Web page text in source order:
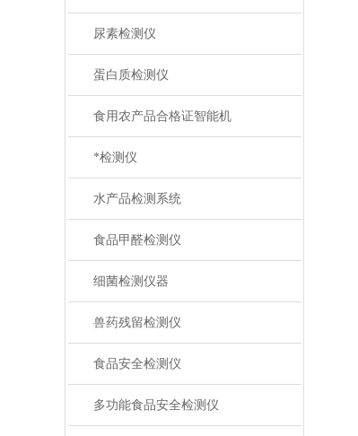
尿素检测仪
蛋白质检测仪
食用农产品合格证智能机
*检测仪
水产品检测系统
食品甲醛检测仪
细菌检测仪器
兽药残留检测仪
食品安全检测仪
多功能食品安全检测仪